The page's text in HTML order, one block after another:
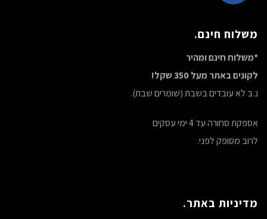
משלוח חינם.
*משלוח חינם ומהיר
לקונים באתר מעל 350 שקל!
נ.ב לא עובדים בשבת (שומרים שבת).
אספקת סחורה עד 4 ימי עסקים
לרוב מסופק לפני.
מדיניות באתר.